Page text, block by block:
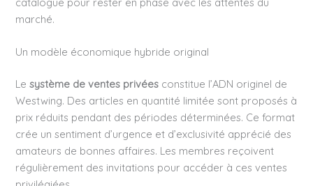
marché.
Un modèle économique hybride original
Lesystème de ventes privées constitue l’ADN originel de
Westwing. Des articles en quantité limitée sont proposés à
prix réduits pendant des périodes déterminées. Ce format
crée un sentiment d’urgence et d’exclusivité apprécié des
amateurs de bonnes affaires. Les membres reçoivent
régulièrement des invitations pour accéder à ces ventes